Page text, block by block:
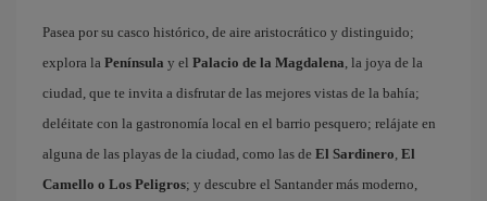
Pasea por su casco histórico, de aire aristocrático y distinguido;
explora la Península y el Palacio de la Magdalena , la joya de la
ciudad, que te invita a disfrutar de las mejores vistas de la bahía;
deléitate con la gastronomía local en el barrio pesquero; relájate en
alguna de las playas de la ciudad, como las de El Sardinero El
Camello o Los Peligros; y descubre el Santander más moderno,